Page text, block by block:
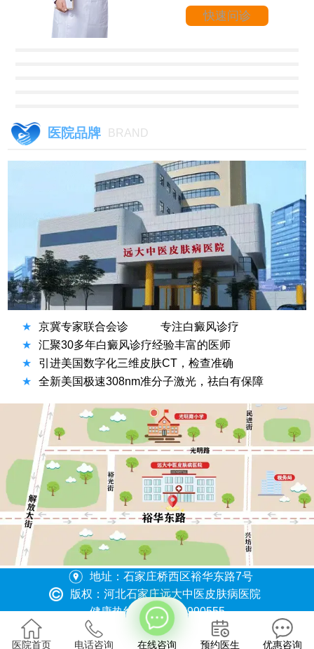
快速问诊
医院品牌 BRAND
★ 京冀专家联合会诊
专注白癜风诊疗
★
汇聚30多年白癜风诊疗经验丰富的医师
★
引进美国数字化三维皮肤CT，检查准确
★
全新美国极速308nm准分子激光，祛白有保障
地址：石家庄桥西区裕华东路7号
版权：河北石家庄远大中医皮肤病医院
健康热线：0311-86990555
冀ICP备2023015620号
医院首页 电话咨询 在线咨询
不方便沟通的话，可以点击留下您的联系方式，稍后联系您
预约医生 优惠咨询